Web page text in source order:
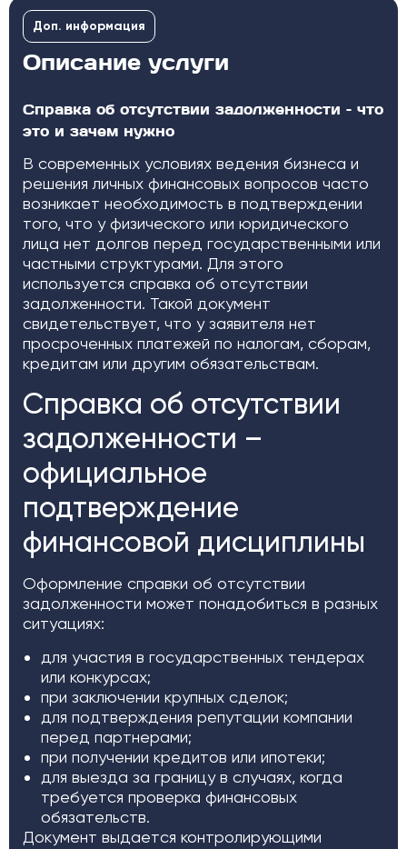
Описание услуги
Доп. информация
Справка об отсутствии задолженности – что
это и зачем нужно
В современных условиях ведения бизнеса и
решения личных финансовых вопросов часто
возникает необходимость в подтверждении
того, что у физического или юридического
лица нет долгов перед государственными или
частными структурами. Для этого
используется справка об отсутствии
задолженности. Такой документ
свидетельствует, что у заявителя нет
просроченных платежей по налогам, сборам,
кредитам или другим обязательствам.
Справка об отсутствии
задолженности –
официальное
подтверждение
финансовой дисциплины
Оформление справки об отсутствии
задолженности может понадобиться в разных
ситуациях:
для участия в государственных тендерах
или конкурсах;
при заключении крупных сделок;
для подтверждения репутации компании
перед партнерами;
при получении кредитов или ипотеки;
для выезда за границу в случаях, когда
требуется проверка финансовых
обязательств.
Документ выдается контролирующими